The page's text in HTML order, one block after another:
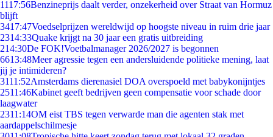
1117:56Benzineprijs daalt verder, onzekerheid over Straat van Hormuz
blijft
3417:47Voedselprijzen wereldwijd op hoogste niveau in ruim drie jaar
2314:33Quake krijgt na 30 jaar een gratis uitbreiding
214:30De FOK!Voetbalmanager 2026/2027 is begonnen
6613:48Meer agressie tegen een andersluidende politieke mening, laat
jij je intimideren?
3111:52Amsterdams dierenasiel DOA overspoeld met babykonijntjes
2511:46Kabinet geeft bedrijven geen compensatie voor schade door
laagwater
2311:14OM eist TBS tegen verwarde man die agenten stak met
aardappelschilmesje